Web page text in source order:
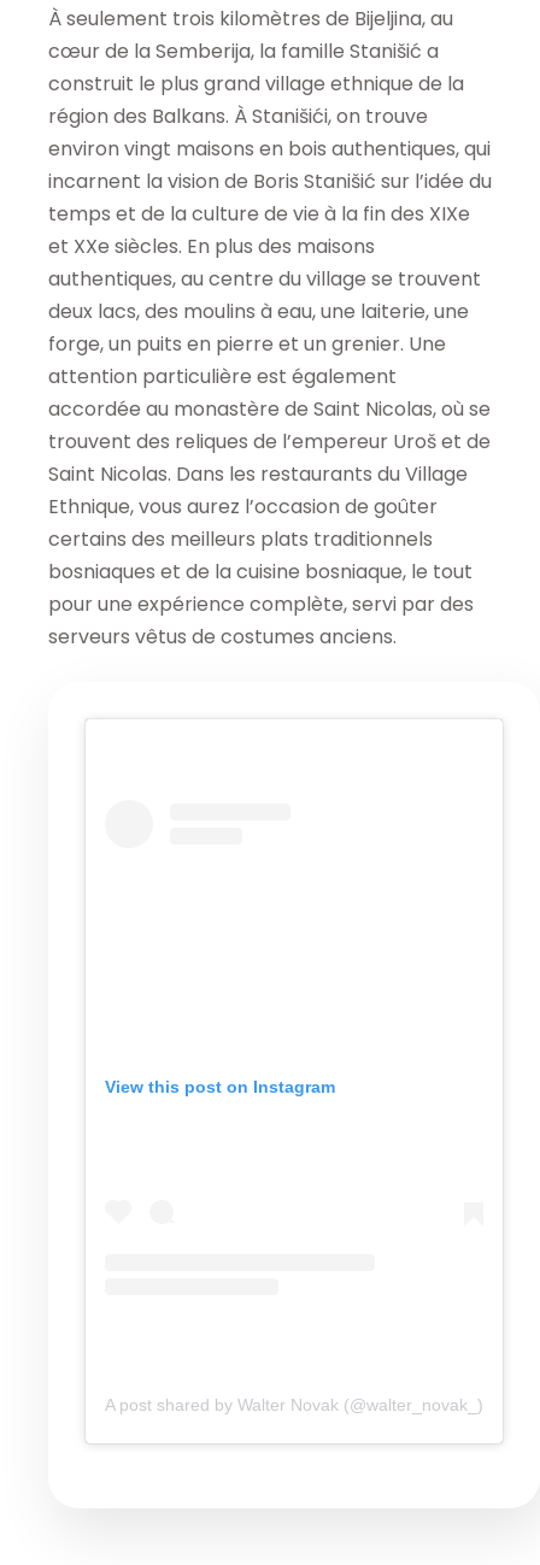
À seulement trois kilomètres de Bijeljina, au
cœur de la Semberija, la famille Stanišić a
construit le plus grand village ethnique de la
région des Balkans. À Stanišići, on trouve
environ vingt maisons en bois authentiques, qui
incarnent la vision de Boris Stanišić sur l’idée du
temps et de la culture de vie à la fin des XIXe
et XXe siècles. En plus des maisons
authentiques, au centre du village se trouvent
deux lacs, des moulins à eau, une laiterie, une
forge, un puits en pierre et un grenier. Une
attention particulière est également
accordée au monastère de Saint Nicolas, où se
trouvent des reliques de l’empereur Uroš et de
Saint Nicolas. Dans les restaurants du Village
Ethnique, vous aurez l’occasion de goûter
certains des meilleurs plats traditionnels
bosniaques et de la cuisine bosniaque, le tout
pour une expérience complète, servi par des
serveurs vêtus de costumes anciens.
View this post on Instagram
A post shared by Walter Novak (@walter_novak_)